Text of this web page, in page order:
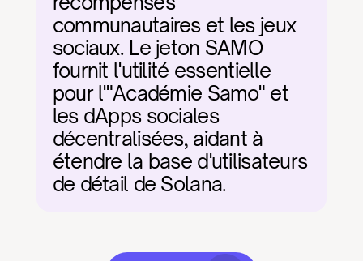
communautaires et les jeux
sociaux. Le jeton SAMO
fournit l'utilité essentielle
pour l'"Académie Samo" et
les dApps sociales
décentralisées, aidant à
étendre la base d'utilisateurs
de détail de Solana.